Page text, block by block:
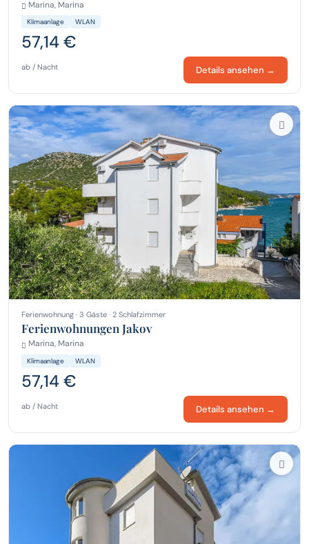
Marina, Marina
Klimaanlage WLAN
57,14 €
ab / Nacht Details ansehen →
Ferienwohnung · 3 Gäste · 2 Schlafzimmer
Ferienwohnungen Jakov
Marina, Marina
Klimaanlage WLAN
57,14 €
ab / Nacht Details ansehen →